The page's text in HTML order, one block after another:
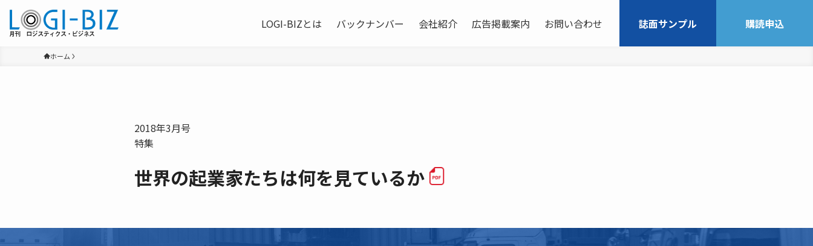
LOGI-BIZとは バックナンバー 会社紹介 広告掲載案内 お問い合わせ 誌面サンプル 購読申込
ホーム
2018年3月号
特集
世界の起業家たちは何を見ているか